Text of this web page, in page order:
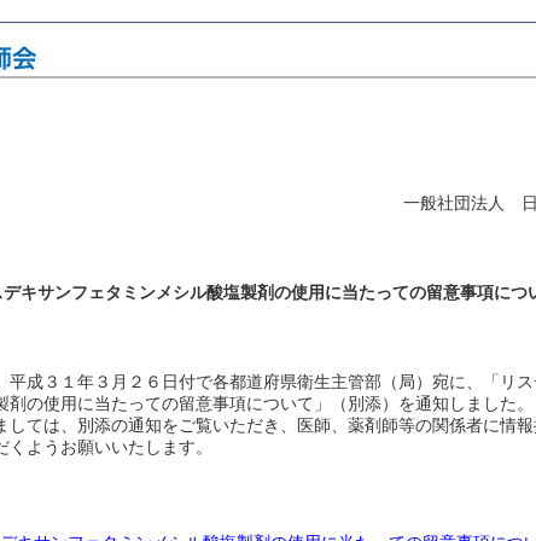
一般社団法人
デキサンフェタミンメシル酸塩製剤の使用に当たっての留意事項につ
成３１年３月２６日付で各都道府県衛生主管部（局）宛に、「リ
剤の使用に当たっての留意事項について」（別添）を通知しました。
ては、別添の通知をご覧いただき、医師、薬剤師等の関係者に情
くようお願いいたします。